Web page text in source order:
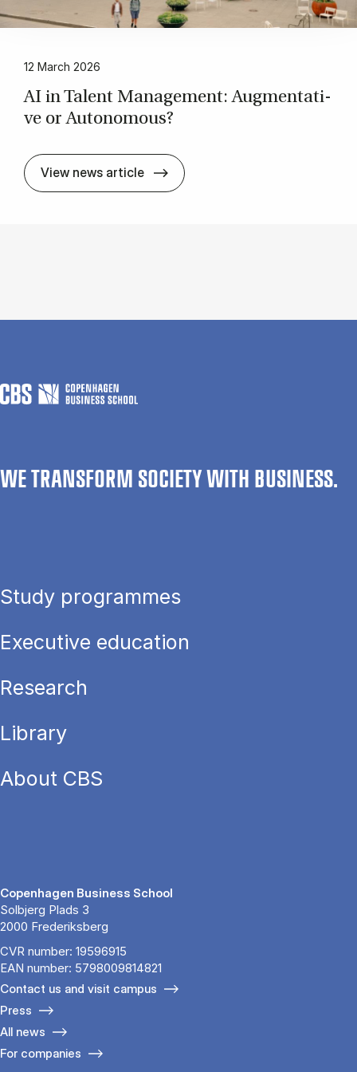
12 March 2026
AI in Ta­lent Ma­na­ge­ment: Aug­men­ta­ti­
ve or Au­to­no­mous?
View news article AI in Ta­lent Ma­na­ge­ment:
WE TRANSFORM SOCIETY WITH BUSINESS.
Study programmes
Executive education
Research
Library
About CBS
Copenhagen Business School
Solbjerg Plads 3
2000 Frederiksberg
CVR number: 19596915
EAN number: 5798009814821
Contact us and visit campus
Press
All news
For companies